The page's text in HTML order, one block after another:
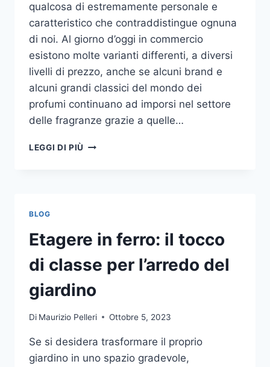
qualcosa di estremamente personale e
caratteristico che contraddistingue ognuna
di noi. Al giorno d’oggi in commercio
esistono molte varianti differenti, a diversi
livelli di prezzo, anche se alcuni brand e
alcuni grandi classici del mondo dei
profumi continuano ad imporsi nel settore
delle fragranze grazie a quelle…
LEGGI DI PIÙ
BLOG
Etagere in ferro: il tocco
di classe per l’arredo del
giardino
Di Maurizio Pelleri Ottobre 5, 2023
Se si desidera trasformare il proprio
giardino in uno spazio gradevole,